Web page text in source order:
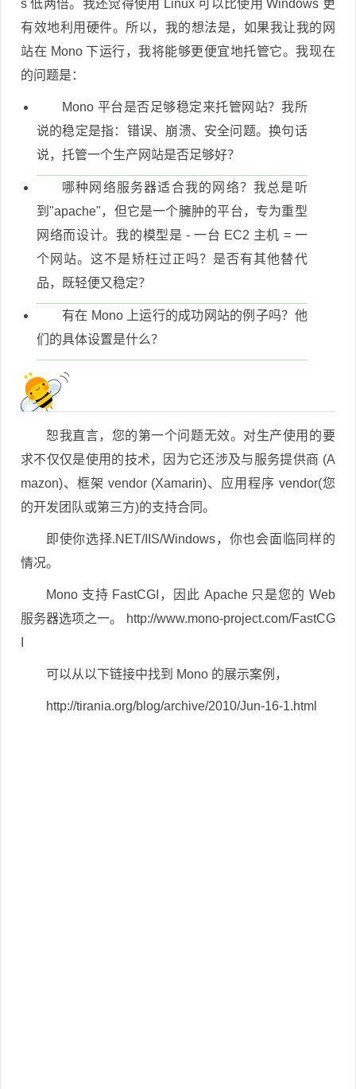
s 低两倍。我还觉得使用 Linux 可以比使用 Windows 更
有效地利用硬件。所以，我的想法是，如果我让我的网
站在 Mono 下运行，我将能够更便宜地托管它。我现在
的问题是：
Mono 平台是否足够稳定来托管网站？我所
说的稳定是指：错误、崩溃、安全问题。换句话
说，托管一个生产网站是否足够好？
哪种网络服务器适合我的网络？我总是听
到"apache"，但它是一个臃肿的平台，专为重型
网络而设计。我的模型是 - 一台 EC2 主机 = 一
个网站。这不是矫枉过正吗？是否有其他替代
品，既轻便又稳定？
有在 Mono 上运行的成功网站的例子吗？他
们的具体设置是什么？
恕我直言，您的第一个问题无效。对生产使用的要
求不仅仅是使用的技术，因为它还涉及与服务提供商 (A
mazon)、框架 vendor (Xamarin)、应用程序 vendor(您
的开发团队或第三方)的支持合同。
即使你选择.NET/IIS/Windows，你也会面临同样的
情况。
Mono 支持 FastCGI，因此 Apache 只是您的 Web
服务器选项之一。 http://www.mono-project.com/FastCG
可以从以下链接中找到 Mono 的展示案例，
http://tirania.org/blog/archive/2010/Jun-16-1.html